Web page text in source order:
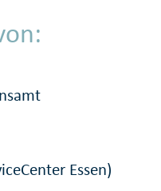
Essen)